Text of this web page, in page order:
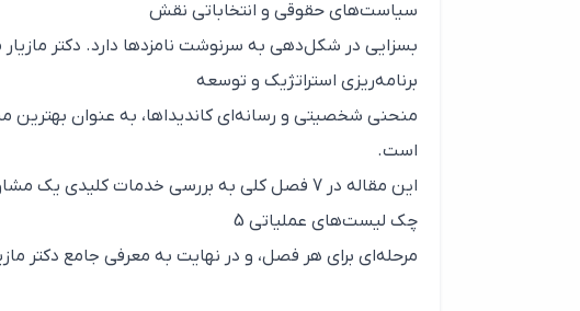
سیاست‌های حقوقی و انتخاباتی نقش
بسزایی در شکل‌دهی به سرنوشت نامزدها دارد. دکتر مازیار
برنامه‌ریزی استراتژیک و توسعه
منحنی شخصیتی و رسانه‌ای کاندیداها، به عنوان بهترین
است.
این مقاله در 7 فصل کلی به بررسی خدمات کلیدی
چک لیست‌های عملیاتی 5
مرحله‌ای برای هر فصل، و در نهایت به معرفی جامع دکتر